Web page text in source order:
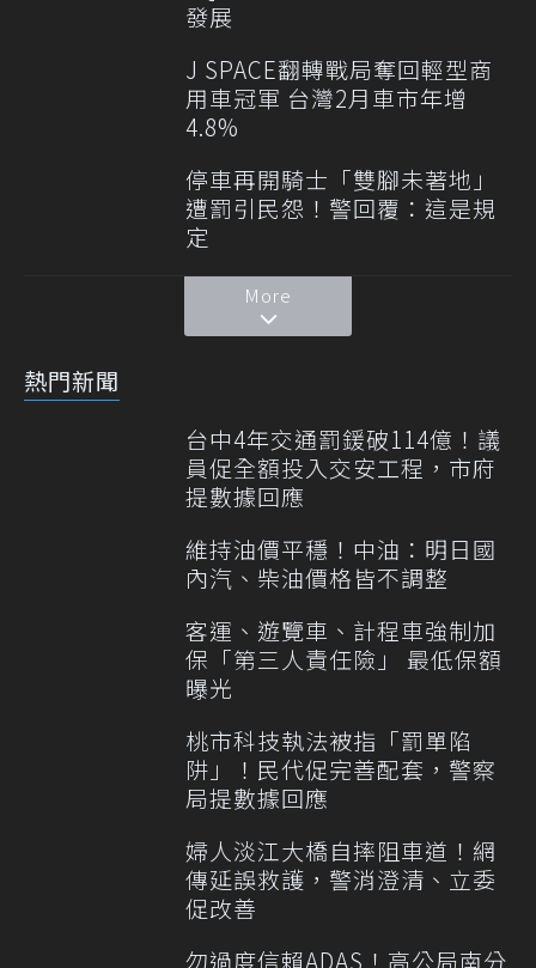
發展
J SPACE翻轉戰局奪回輕型商
用車冠軍 台灣2月車市年增
4.8%
停車再開騎士「雙腳未著地」
遭罰引民怨！警回覆：這是規
定
More
熱門新聞
台中4年交通罰鍰破114億！議
員促全額投入交安工程，市府
提數據回應
維持油價平穩！中油：明日國
內汽、柴油價格皆不調整
客運、遊覽車、計程車強制加
保「第三人責任險」 最低保額
曝光
桃市科技執法被指「罰單陷
阱」！民代促完善配套，警察
局提數據回應
婦人淡江大橋自摔阻車道！網
傳延誤救護，警消澄清、立委
促改善
勿過度信賴ADAS！高公局南分